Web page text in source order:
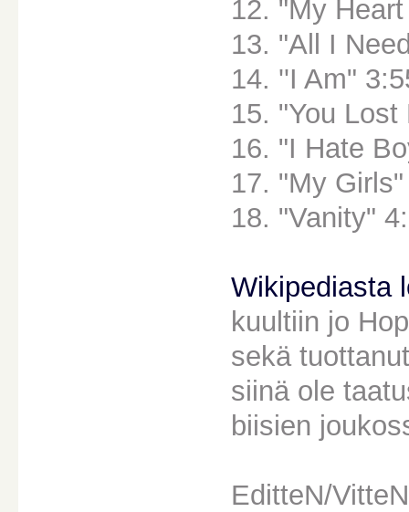
12. "My
13. "All I
14. ''I Am"
15. "You Lost
16. "I Hate
17. "My
18. "Vanity"
Wikipediasta
kuultiin jo
sekä
siinä ole
biisien
EditteN/